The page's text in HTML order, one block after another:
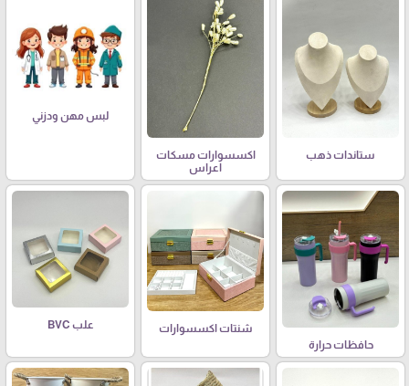
ستاندات ذهب
اكسسوارات مسكات
اعراس
لبس مهن ودزني
حافظات حرارة
شنتات اكسسوارات علب BVC